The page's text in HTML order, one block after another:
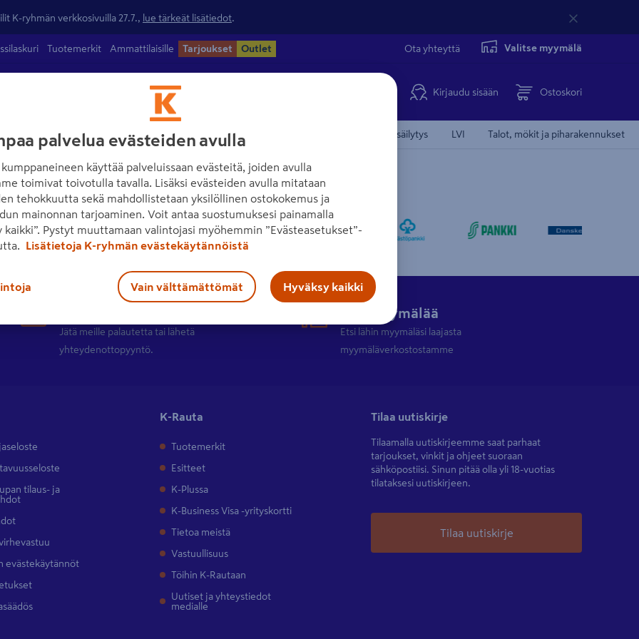
K-ryhmän verkkosivuilla 27.7., lue tärkeät lisätiedot
Tuotemerkit Ammattilaisille Tarjoukset Outlet Ota yhteyttä Valitse myymälä
Kirjaudu sisään Ostoskori
Maalit Työkalut Sähkö ja valaisimet Koti, keittiö ja säilytys LVI Talot, mökit ja piharakennukset
Jätä meille palautetta tai lähetä
yhteydenottopyyntö.
Hae myymälää
Etsi lähin myymäläsi laajasta
myymäläverkostostamme
tilaus- ja
evästekäytännöt
K-Rauta
Tuotemerkit
Esitteet
K-Plussa
K-Business Visa -yrityskortti
Tietoa meistä
Vastuullisuus
Töihin K-Rautaan
Uutiset ja yhteystiedot
medialle
Tilaa uutiskirje
Tilaamalla uutiskirjeemme saat parhaat
tarjoukset, vinkit ja ohjeet suoraan
sähköpostiisi. Sinun pitää olla yli 18-vuotias
tilataksesi uutiskirjeen.
Tilaa uutiskirje
palvelua evästeiden avulla
käyttää palveluissaan evästeitä, joiden avulla
toimivat toivotulla tavalla. Lisäksi evästeiden avulla mitataan
tehokkuutta sekä mahdollistetaan yksilöllinen ostokokemus ja
mainonnan tarjoaminen. Voit antaa suostumuksesi painamalla
kaikki”. Pystyt muuttamaan valintojasi myöhemmin ”Evästeasetukset”-
Lisätietoja K-ryhmän evästekäytännöistä
Vain välttämättömät Hyväksy kaikki